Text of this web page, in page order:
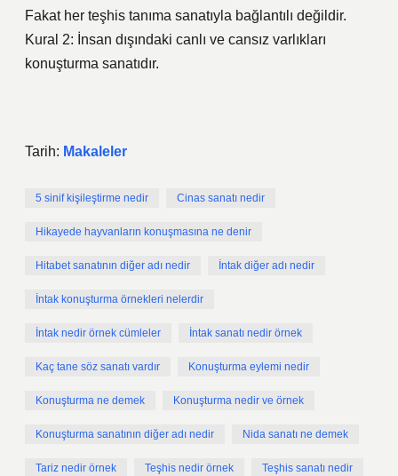
Fakat her teşhis tanıma sanatıyla bağlantılı değildir.
Kural 2: İnsan dışındaki canlı ve cansız varlıkları
konuşturma sanatıdır.
Tarih: Makaleler
5 sinif kişileştirme nedir Cinas sanatı nedir
Hikayede hayvanların konuşmasına ne denir
Hitabet sanatının diğer adı nedir İntak diğer adı nedir
İntak konuşturma örnekleri nelerdir
İntak nedir örnek cümleler İntak sanatı nedir örnek
Kaç tane söz sanatı vardır Konuşturma eylemi nedir
Konuşturma ne demek Konuşturma nedir ve örnek
Konuşturma sanatının diğer adı nedir Nida sanatı ne demek
Tariz nedir örnek Teşhis nedir örnek Teşhis sanatı nedir